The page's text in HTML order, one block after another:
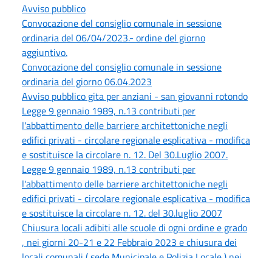
Avviso pubblico
Convocazione del consiglio comunale in sessione
ordinaria del 06/04/2023.- ordine del giorno
aggiuntivo.
Convocazione del consiglio comunale in sessione
ordinaria del giorno 06.04.2023
Avviso pubblico gita per anziani - san giovanni rotondo
Legge 9 gennaio 1989, n.13 contributi per
l'abbattimento delle barriere architettoniche negli
edifici privati - circolare regionale esplicativa - modifica
e sostituisce la circolare n. 12. Del 30.Luglio 2007.
Legge 9 gennaio 1989, n.13 contributi per
l'abbattimento delle barriere architettoniche negli
edifici privati - circolare regionale esplicativa - modifica
e sostituisce la circolare n. 12. del 30.luglio 2007
Chiusura locali adibiti alle scuole di ogni ordine e grado
, nei giorni 20-21 e 22 Febbraio 2023 e chiusura dei